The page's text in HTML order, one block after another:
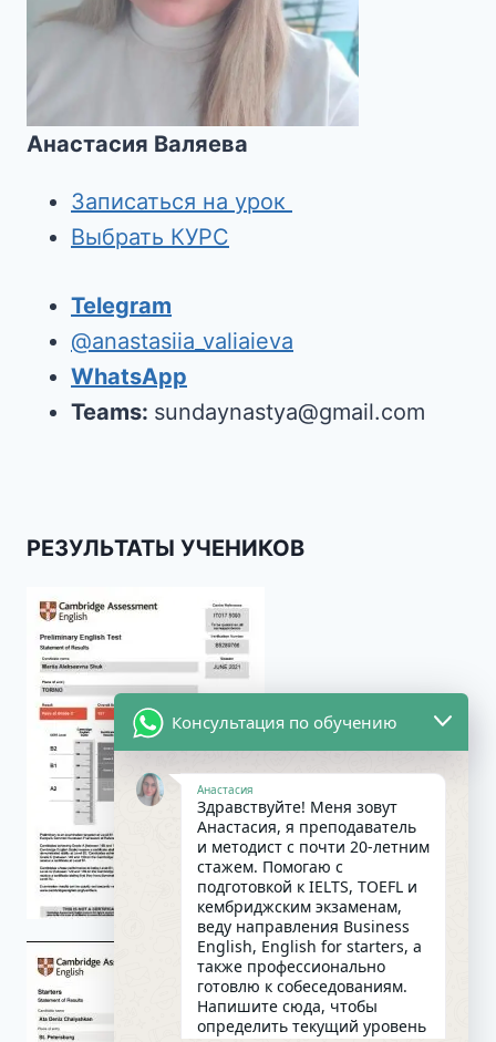
Анастасия Валяева
Записаться на урок
Выбрать КУРС
Telegram
@anastasiia_valiaieva
WhatsApp
Teams: sundaynastya@gmail.com
РЕЗУЛЬТАТЫ УЧЕНИКОВ
Консультация по обучению
Анастасия
Здравствуйте! Меня зовут
Анастасия, я преподаватель
и методист с почти 20-летним
стажем. Помогаю с
подготовкой к IELTS, TOEFL и
кембриджским экзаменам,
веду направления Business
English, English for starters, а
также профессионально
готовлю к собеседованиям.
Напишите сюда, чтобы
определить текущий уровень